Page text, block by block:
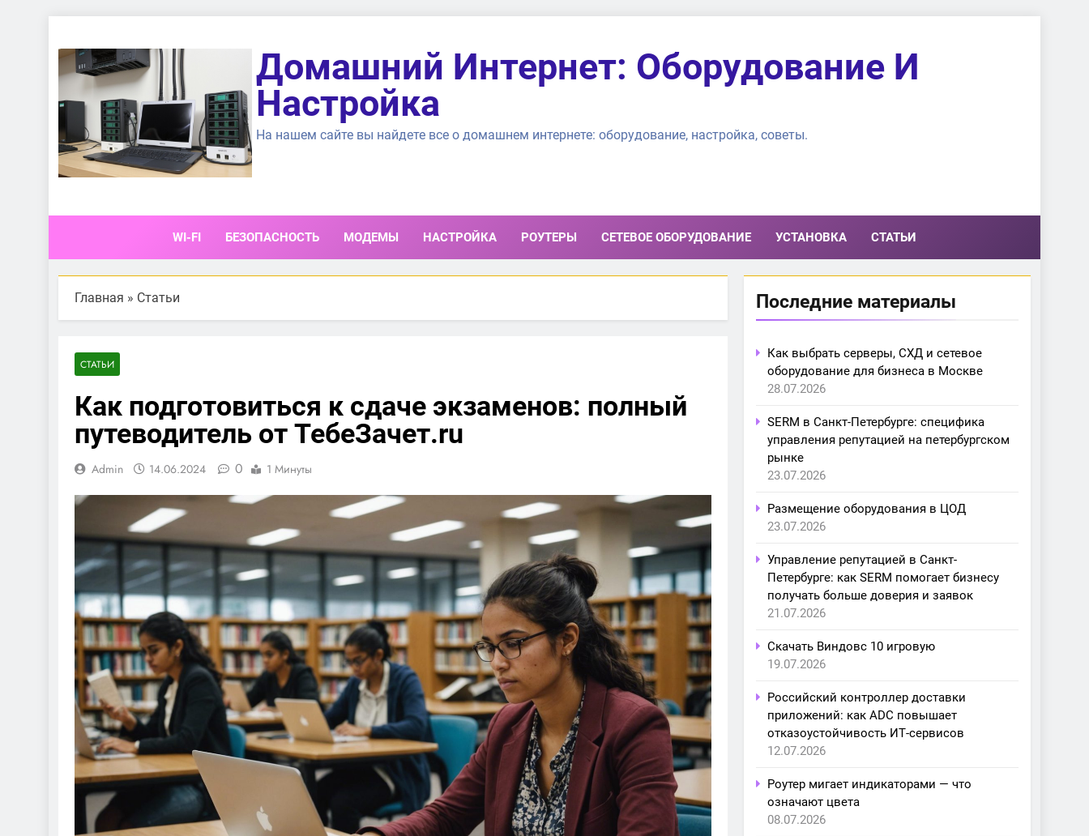
содержимому
Домашний Интернет: Оборудование И
Настройка
На нашем сайте вы найдете все о домашнем интернете: оборудование, настройка, советы.
WI-FI БЕЗОПАСНОСТЬ МОДЕМЫ НАСТРОЙКА РОУТЕРЫ СЕТЕВОЕ ОБОРУДОВАНИЕ УСТАНОВКА СТАТЬИ
Главная » Статьи
СТАТЬИ
Как подготовиться к сдаче экзаменов: полный
путеводитель от ТебеЗачет.ru
Admin 14.06.2024 0 1 Минуты
Последние материалы
Как выбрать серверы, СХД и сетевое
оборудование для бизнеса в Москве
28.07.2026
SERM в Санкт-Петербурге: специфика
управления репутацией на петербургском
рынке
23.07.2026
Размещение оборудования в ЦОД
23.07.2026
Управление репутацией в Санкт-
Петербурге: как SERM помогает бизнесу
получать больше доверия и заявок
21.07.2026
Скачать Виндовс 10 игровую
19.07.2026
Российский контроллер доставки
приложений: как ADC повышает
отказоустойчивость ИТ-сервисов
12.07.2026
Роутер мигает индикаторами — что
означают цвета
08.07.2026